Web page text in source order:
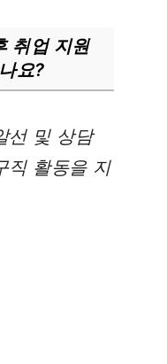
취업 지원
요?
선 및 상담
직 활동을 지